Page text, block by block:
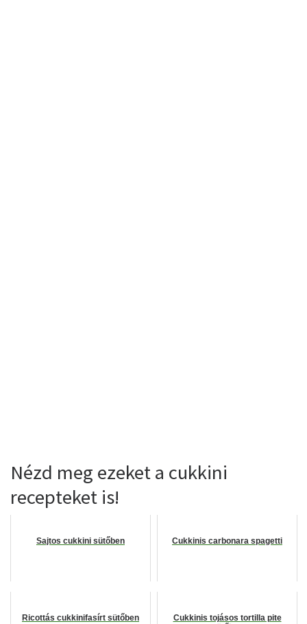
Nézd meg ezeket a cukkini
recepteket is!
Sajtos cukkini sütőben Cukkinis carbonara spagetti
Ricottás cukkinifasírt sütőben
Cukkinis tojásos tortilla pite